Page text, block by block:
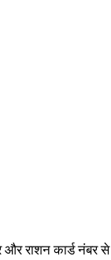
और राशन कार्ड नंबर से